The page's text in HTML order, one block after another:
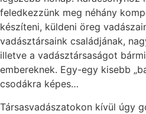
feledkezzünk meg néhány
készíteni, küldeni öreg
vadásztársaink családjának,
illetve a vadásztársaságot
embereknek. Egy-egy kisebb
csodákra képes…
Társasvadászatokon kívül úgy